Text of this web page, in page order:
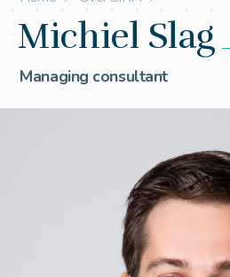
Michiel Slag
Managing consultant